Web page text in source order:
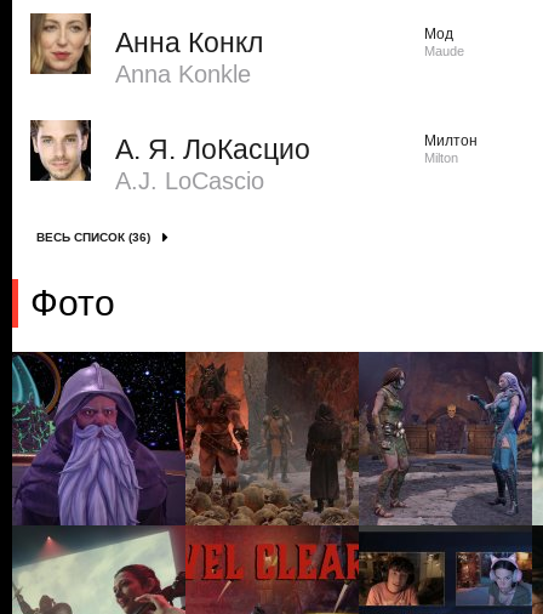
Анна Конкл
Anna Konkle
Мод
Maude
А. Я. ЛоКасцио
A.J. LoCascio
Милтон
Milton
ВЕСЬ СПИСОК (36)
Фото